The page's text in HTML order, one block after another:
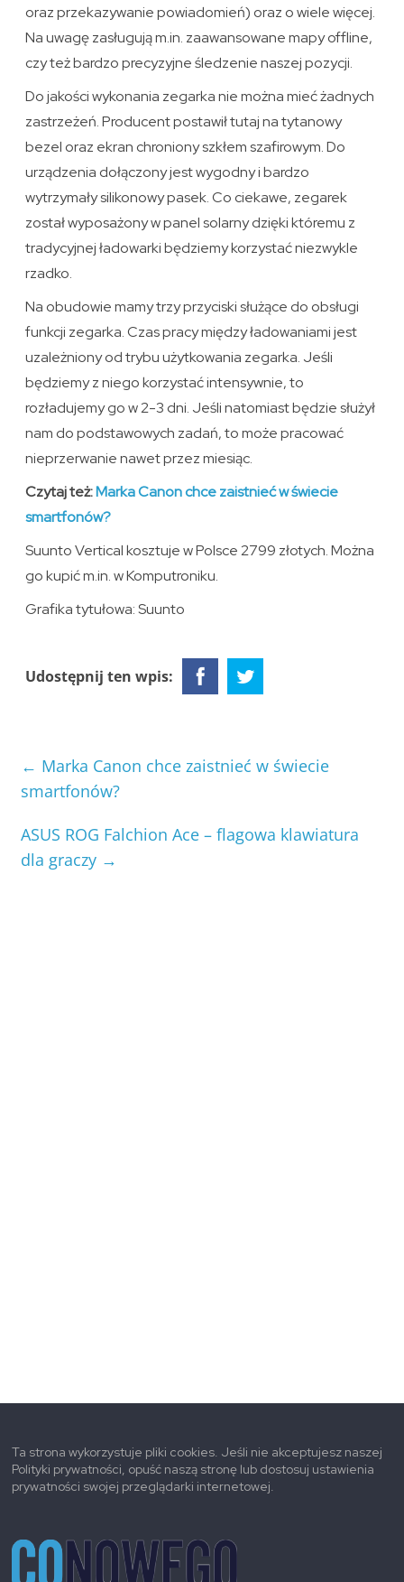
oraz przekazywanie powiadomień) oraz o wiele więcej.
Na uwagę zasługują m.in. zaawansowane mapy offline,
czy też bardzo precyzyjne śledzenie naszej pozycji.
Do jakości wykonania zegarka nie można mieć żadnych
zastrzeżeń. Producent postawił tutaj na tytanowy
bezel oraz ekran chroniony szkłem szafirowym. Do
urządzenia dołączony jest wygodny i bardzo
wytrzymały silikonowy pasek. Co ciekawe, zegarek
został wyposażony w panel solarny dzięki któremu z
tradycyjnej ładowarki będziemy korzystać niezwykle
rzadko.
Na obudowie mamy trzy przyciski służące do obsługi
funkcji zegarka. Czas pracy między ładowaniami jest
uzależniony od trybu użytkowania zegarka. Jeśli
będziemy z niego korzystać intensywnie, to
rozładujemy go w 2-3 dni. Jeśli natomiast będzie służył
nam do podstawowych zadań, to może pracować
nieprzerwanie nawet przez miesiąc.
Czytaj też:Marka Canon chce zaistnieć w świecie
smartfonów?
Suunto Vertical kosztuje w Polsce 2799 złotych. Można
go kupić m.in. w Komputroniku.
Grafika tytułowa: Suunto
Udostępnij ten wpis:
← Marka Canon chce zaistnieć w świecie
smartfonów?
ASUS ROG Falchion Ace – flagowa klawiatura
dla graczy →
Ta strona wykorzystuje pliki cookies. Jeśli nie akceptujesz naszej
Polityki prywatności, opuść naszą stronę lub dostosuj ustawienia
prywatności swojej przeglądarki internetowej.